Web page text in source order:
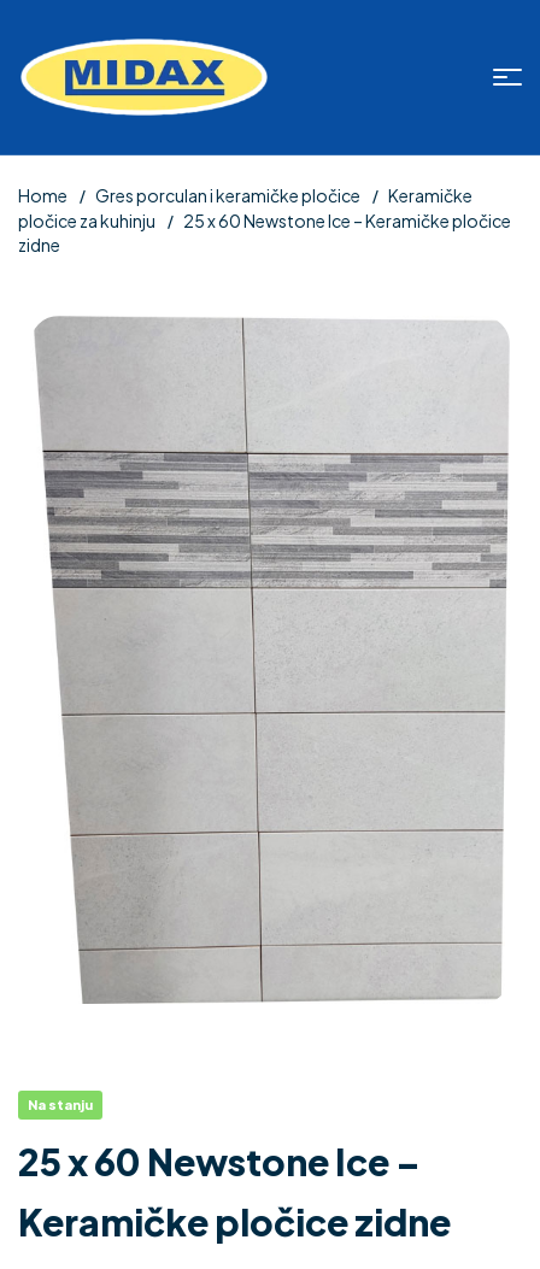
Home Gres porculan i keramičke pločice
Keramičke
pločice za kuhinju
25 x 60 Newstone Ice – Keramičke pločice
zidne
Na stanju
25 x 60 Newstone Ice –
Keramičke pločice zidne